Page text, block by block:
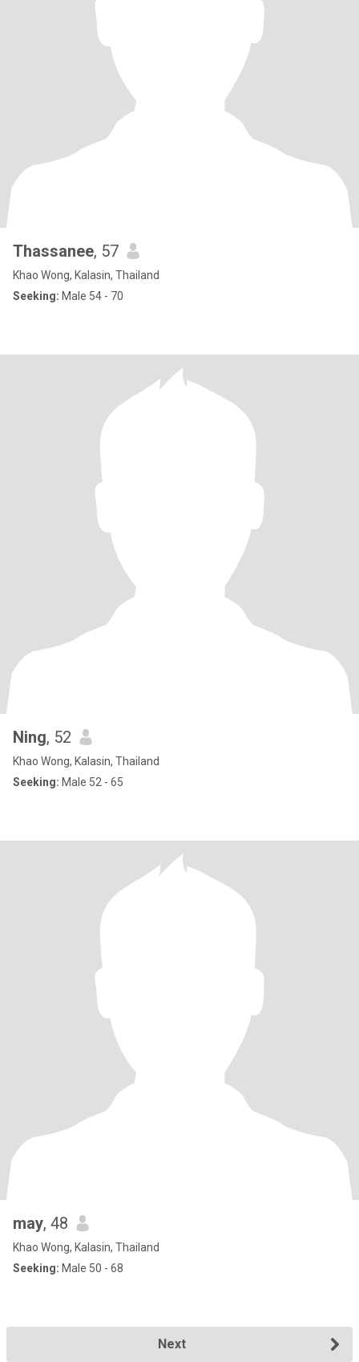
Thassanee, 57
Khao Wong, Kalasin, Thailand
Seeking: Male 54 - 70
Ning, 52
Khao Wong, Kalasin, Thailand
Seeking: Male 52 - 65
may, 48
Khao Wong, Kalasin, Thailand
Seeking: Male 50 - 68
Next